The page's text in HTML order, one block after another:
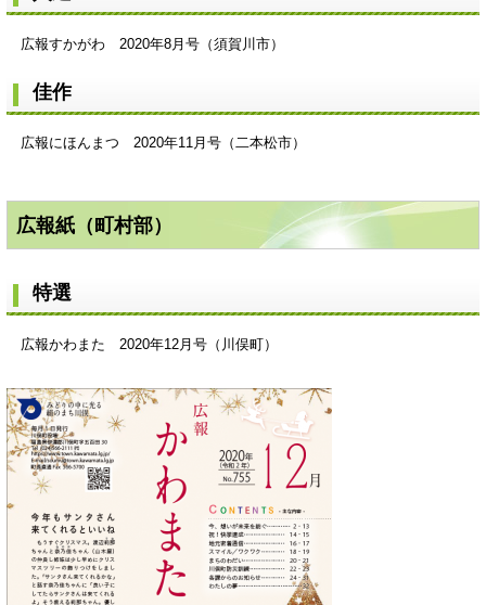
広報すかがわ 2020年8月号（須賀川市）
佳作
広報にほんまつ 2020年11月号（二本松市）
広報紙（町村部）
特選
広報かわまた 2020年12月号（川俣町）